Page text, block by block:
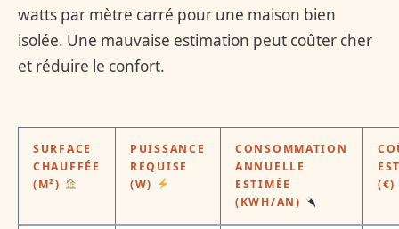
watts par mètre carré pour une maison bien
isolée. Une mauvaise estimation peut coûter cher
et réduire le confort.
SURFACE
CHAUFFÉE
(M²)
PUISSANCE
REQUISE
(W)
CONSOMMATION
ANNUELLE
ESTIMÉE
(KWH/AN)
(€)